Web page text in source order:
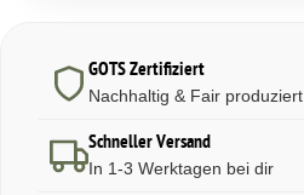
GOTS Zertifiziert
Nachhaltig & Fair produziert
Schneller Versand
In 1-3 Werktagen bei dir